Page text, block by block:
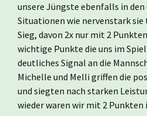
unsere Jüngste ebenfalls in
Situationen wie nervenstark
Sieg, davon 2x nur mit 2
wichtige Punkte die uns im
deutliches Signal an die
Michelle und Melli griffen die
und siegten nach starken
wieder waren wir mit 2 Punkten